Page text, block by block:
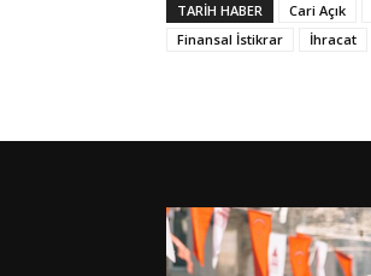
TARIH HABER Cari Açık
Finansal İstikrar
İhracat